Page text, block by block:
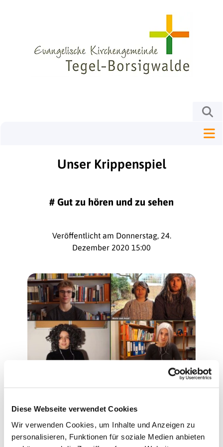
Diese Webseite verwendet Cookies
Wir verwenden Cookies, um Inhalte und Anzeigen zu
personalisieren, Funktionen für soziale Medien anbieten
Unser Krippenspiel
# Gut zu hören und zu sehen
Veröffentlicht am Donnerstag, 24.
Dezember 2020 15:00
Dieses Jahr nur online: Das Krippenspiel
der Jugendlichen der Evangelischen
Kirchengemeinde Tegel-Borsigwalde -